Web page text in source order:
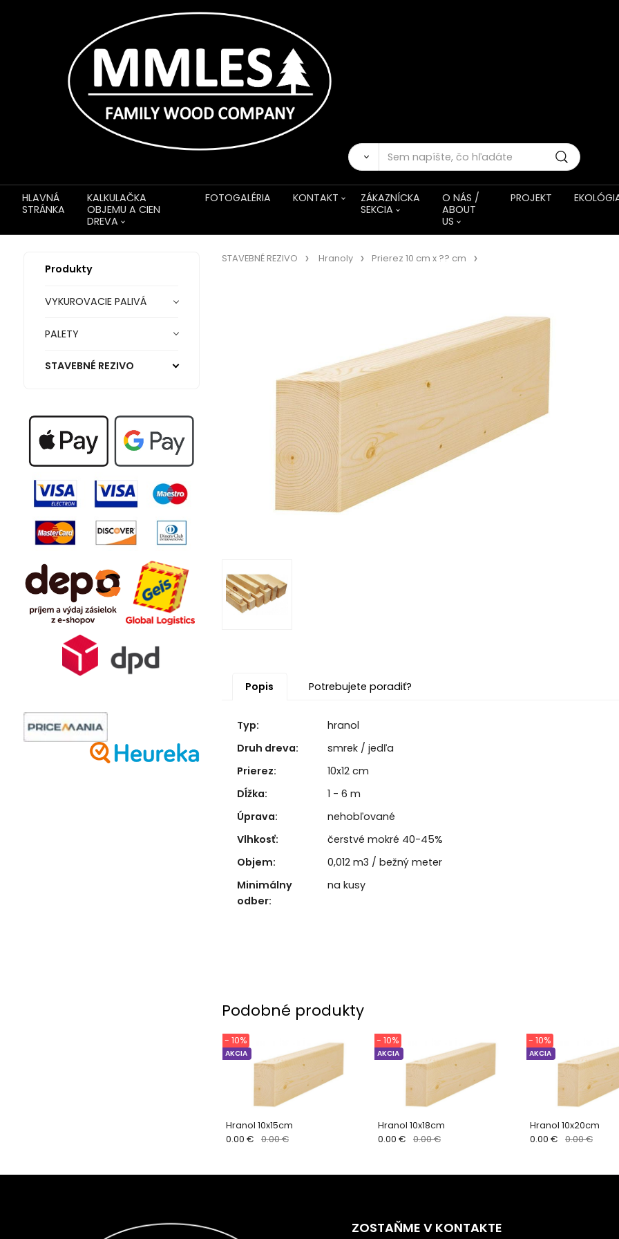
HLAVNÁ
STRÁNKA
KALKULAČKA
OBJEMU A CIEN
DREVA
FOTOGALÉRIA KONTAKT
ZÁKAZNÍCKA
SEKCIA
O NÁS /
ABOUT
US
PROJEKT
Produkty
VYKUROVACIE PALIVÁ
PALETY
STAVEBNÉ REZIVO
STAVEBNÉ REZIVO Hranoly Prierez 10 cm x ?? cm
Popis Potrebujete poradiť?
Typ:
hranol
Druh dreva:
smrek / jedľa
Prierez:
10x12 cm
Dĺžka:
1 - 6 m
Úprava:
nehobľované
Vlhkosť:
čerstvé mokré 40-45%
Objem:
0,012 m3 / bežný meter
Minimálny
odber:
na kusy
Podobné produkty
Hranol 10x15cm
AKCIA
- 10%
0.00 € 0.00 €
Hranol 10x18cm
AKCIA
- 10%
0.00 € 0.00 €
Hranol 10x20cm
AKCIA
- 10%
0.00 € 0.00 €
ZOSTAŇME V KONTAKTE